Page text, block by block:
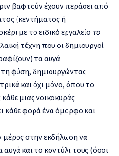
βαφτούν έχουν περάσει από
(κεντήματος ή
με το ειδικό εργαλείο το
τέχνη που οι δημιουργοί
τα αυγά
φύση, δημιουργώντας
και όχι μόνο, όπου το
μιας νοικοκυράς
κάθε φορά ένα όμορφο και
μέρος στην εκδήλωση να
και το κοντύλι τους (όσοι